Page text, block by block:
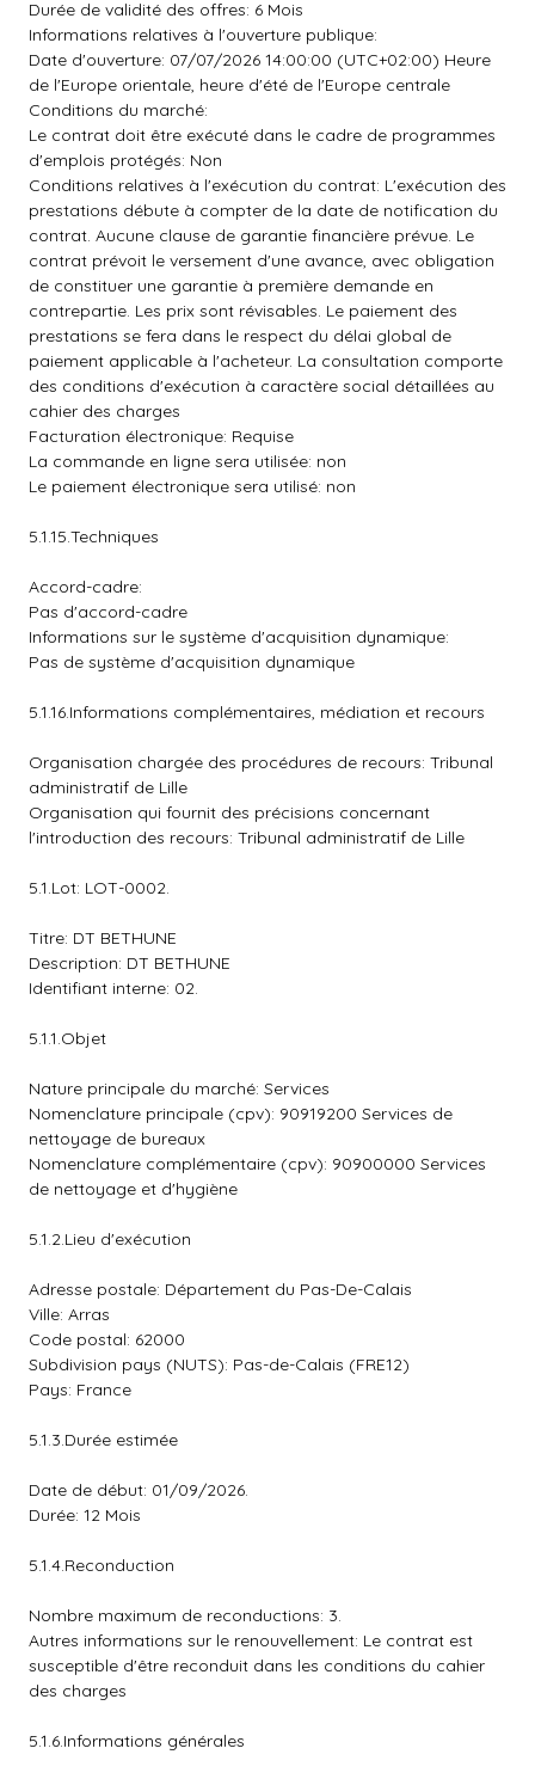
Durée de validité des offres: 6 Mois
Informations relatives à l'ouverture publique:
Date d'ouverture: 07/07/2026 14:00:00 (UTC+02:00) Heure
de l'Europe orientale, heure d'été de l'Europe centrale
Conditions du marché:
Le contrat doit être exécuté dans le cadre de programmes
d'emplois protégés: Non
Conditions relatives à l'exécution du contrat: L'exécution des
prestations débute à compter de la date de notification du
contrat. Aucune clause de garantie financière prévue. Le
contrat prévoit le versement d'une avance, avec obligation
de constituer une garantie à première demande en
contrepartie. Les prix sont révisables. Le paiement des
prestations se fera dans le respect du délai global de
paiement applicable à l'acheteur. La consultation comporte
des conditions d'exécution à caractère social détaillées au
cahier des charges
Facturation électronique: Requise
La commande en ligne sera utilisée: non
Le paiement électronique sera utilisé: non
5.1.15.Techniques
Accord-cadre:
Pas d'accord-cadre
Informations sur le système d'acquisition dynamique:
Pas de système d'acquisition dynamique
5.1.16.Informations complémentaires, médiation et recours
Organisation chargée des procédures de recours: Tribunal
administratif de Lille
Organisation qui fournit des précisions concernant
l'introduction des recours: Tribunal administratif de Lille
5.1.Lot: LOT-0002.
Titre: DT BETHUNE
Description: DT BETHUNE
Identifiant interne: 02.
5.1.1.Objet
Nature principale du marché: Services
Nomenclature principale (cpv): 90919200 Services de
nettoyage de bureaux
Nomenclature complémentaire (cpv): 90900000 Services
de nettoyage et d'hygiène
5.1.2.Lieu d'exécution
Adresse postale: Département du Pas-De-Calais
Ville: Arras
Code postal: 62000
Subdivision pays (NUTS): Pas-de-Calais (FRE12)
Pays: France
5.1.3.Durée estimée
Date de début: 01/09/2026.
Durée: 12 Mois
5.1.4.Reconduction
Nombre maximum de reconductions: 3.
Autres informations sur le renouvellement: Le contrat est
susceptible d'être reconduit dans les conditions du cahier
des charges
5.1.6.Informations générales